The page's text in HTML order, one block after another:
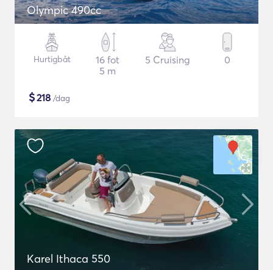
Olympic 490cc
Hurtigbåt
16 fot
5 m
5 Cruising 0
$218 /dag
Karel Ithaca 550